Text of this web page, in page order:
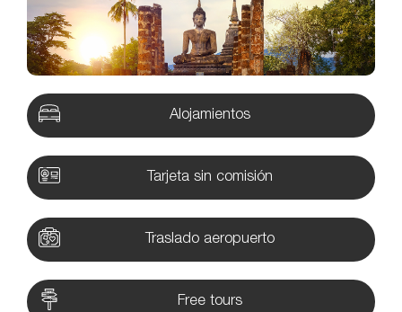
Alojamientos
Tarjeta sin comisión
Traslado aeropuerto
Free tours